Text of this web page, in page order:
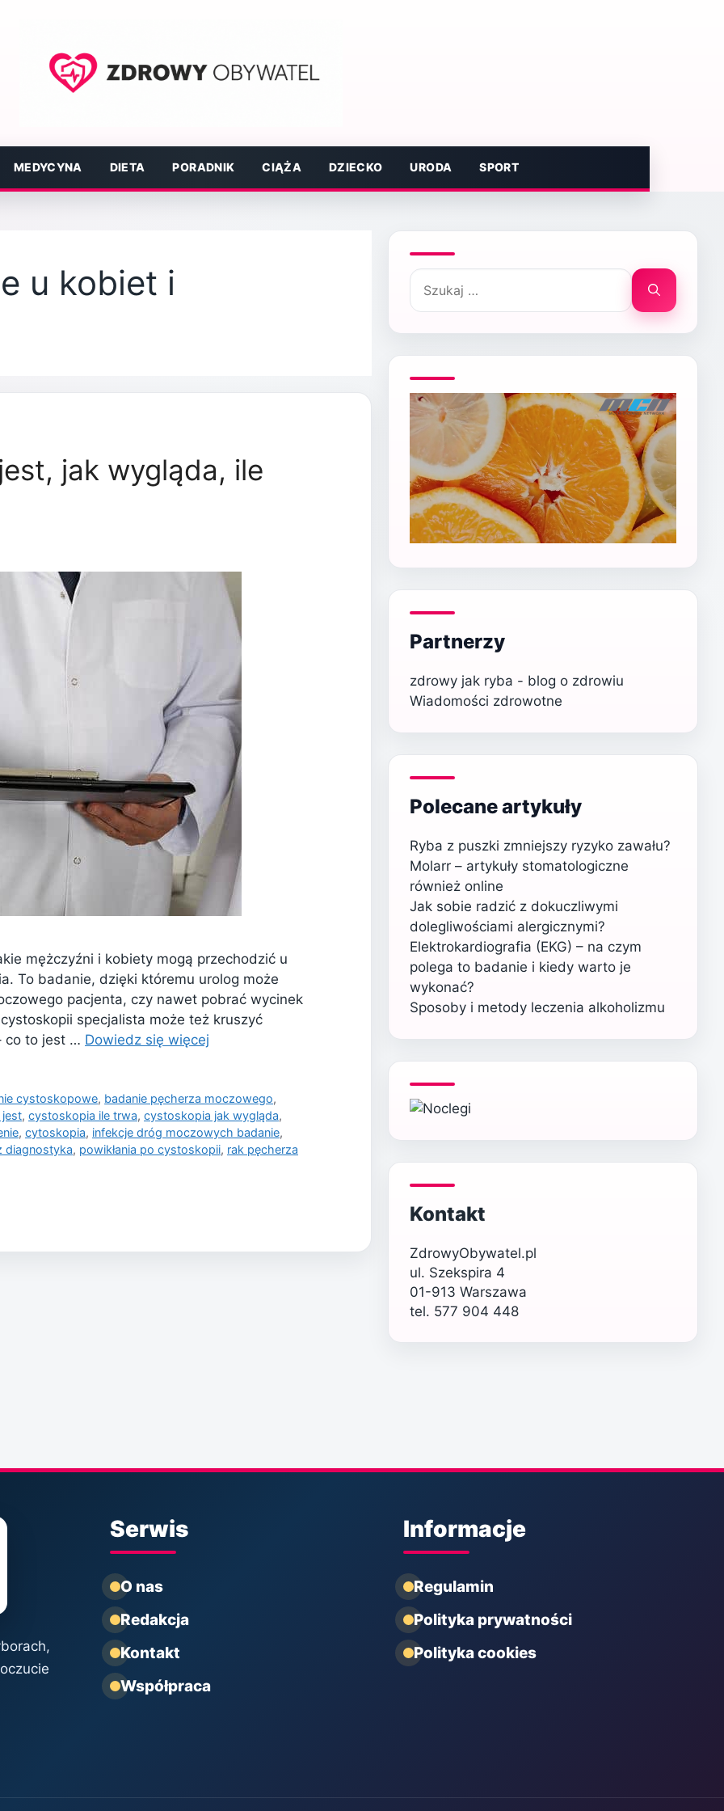
MEDYCYNA DIETA PORADNIK CIĄŻA DZIECKO URODA SPORT
u kobiet i
jak wygląda, ile
mężczyźni i kobiety mogą przechodzić u
To badanie, dzięki któremu urolog może
pacjenta, czy nawet pobrać wycinek
specjalista może też kruszyć
co to jest … Dowiedz się więcej
cystoskopowe, badanie pęcherza moczowego,
, cystoskopia ile trwa, cystoskopia jak wygląda,
, cytoskopia, infekcje dróg moczowych badanie,
diagnostyka, powikłania po cystoskopii, rak pęcherza
Szukaj:
Partnerzy
zdrowy jak ryba - blog o zdrowiu
Wiadomości zdrowotne
Polecane artykuły
Ryba z puszki zmniejszy ryzyko zawału?
Molarr – artykuły stomatologiczne
również online
Jak sobie radzić z dokuczliwymi
dolegliwościami alergicznymi?
Elektrokardiografia (EKG) – na czym
polega to badanie i kiedy warto je
wykonać?
Sposoby i metody leczenia alkoholizmu
Kontakt
ZdrowyObywatel.pl
ul. Szekspira 4
01-913 Warszawa
tel. 577 904 448
Serwis
O nas
Redakcja
Kontakt
Współpraca
Informacje
Regulamin
Polityka prywatności
Polityka cookies